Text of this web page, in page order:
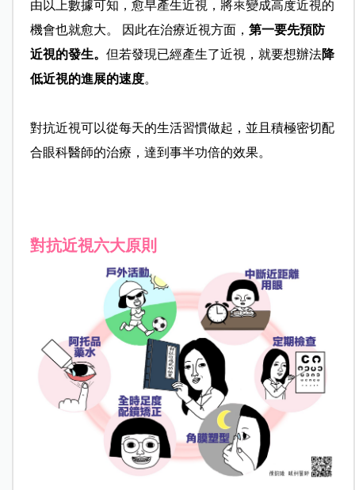
由以上數據可知，愈早產生近視，將來變成高度近視的
機會也就愈大。 因此在治療近視方面， 第一要先預防
近視的發生。 但若發現已經產生了近視，就要想辦法降
低近視的進展的速度。
對抗近視可以從每天的生活習慣做起，並且積極密切配
合眼科醫師的治療，達到事半功倍的效果。
對抗近視六大原則